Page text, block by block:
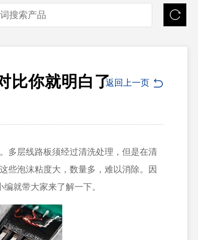
比你就明白了返回上一页
多层线路板须经过清洗处理 ，但是在清
些泡沫粘度大，数量多，难以消除。因
编就带大家来了解一下。